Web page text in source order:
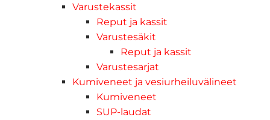
Varustekassit
Reput ja kassit
Varustesäkit
Reput ja kassit
Varustesarjat
Kumiveneet ja vesiurheiluvälineet
Kumiveneet
SUP-laudat